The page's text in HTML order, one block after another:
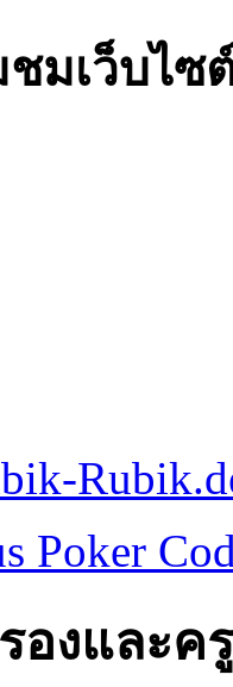
ชมเว็บไซ
Poker
งและค